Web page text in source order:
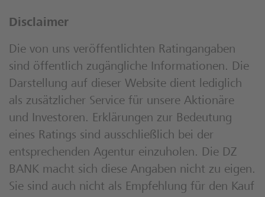
Disclaimer
Die von uns veröffentlichten Ratingangaben
sind öffentlich zugängliche Informationen. Die
Darstellung auf dieser Website dient lediglich
als zusätzlicher Service für unsere Aktionäre
und Investoren. Erklärungen zur Bedeutung
eines Ratings sind ausschließlich bei der
entsprechenden Agentur einzuholen. Die DZ
BANK macht sich diese Angaben nicht zu eigen.
Sie sind auch nicht als Empfehlung für den Kauf